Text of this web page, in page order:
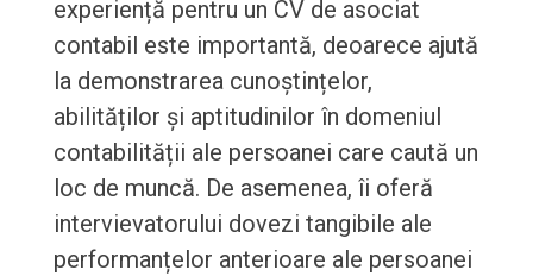
experiență pentru un CV de asociat
contabil este importantă, deoarece ajută
la demonstrarea cunoștințelor,
abilităților și aptitudinilor în domeniul
contabilității ale persoanei care caută un
loc de muncă. De asemenea, îi oferă
intervievatorului dovezi tangibile ale
performanțelor anterioare ale persoanei